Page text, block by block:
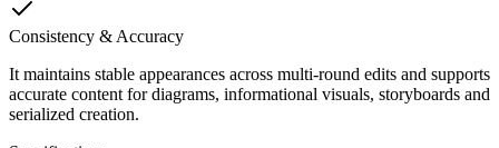
Consistency & Accuracy
It maintains stable appearances across multi-round edits and supports
accurate content for diagrams, informational visuals, storyboards and
serialized creation.